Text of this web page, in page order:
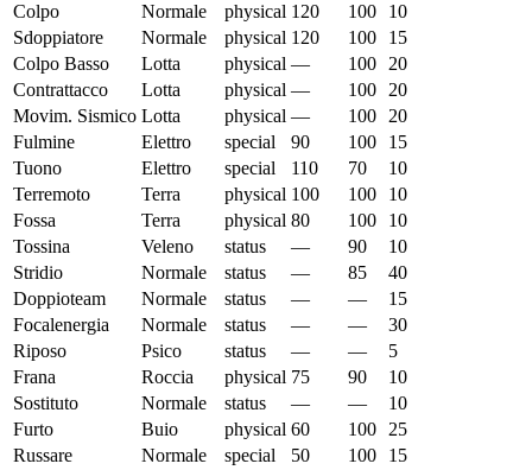
Colpo
Normale physical 120 100
10
Sdoppiatore
Normale physical 120 100
15
Colpo Basso
Lotta physical — 100
20
Contrattacco
Lotta physical — 100
20
Movim. Sismico Lotta physical — 100
20
Fulmine
Elettro special 90 100
15
Tuono
Elettro special 110 70
10
Terremoto
Terra physical 100 100
10
Fossa
Terra physical 80 100
10
Tossina
Veleno status — 90
10
Stridio
Normale status — 85
40
Doppioteam
Normale status — —
15
Focalenergia
Normale status — —
30
Riposo
Psico status — —
5
Frana
Roccia physical 75 90
10
Sostituto
Normale status — —
10
Furto
Buio physical 60 100
25
Russare
Normale special 50 100
15